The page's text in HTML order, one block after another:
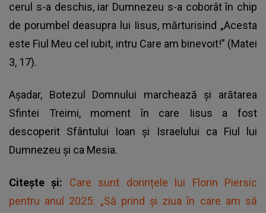
cerul s-a deschis, iar Dumnezeu s-a coborât în chip
de porumbel deasupra lui Iisus, mărturisind „Acesta
este Fiul Meu cel iubit, intru Care am binevoit!” (Matei
3, 17).
Așadar, Botezul Domnului marchează și arătarea
Sfintei Treimi, moment în care Iisus a fost
descoperit Sfântului Ioan și Israelului ca Fiul lui
Dumnezeu și ca Mesia.
Citește și: Care sunt dorințele lui Florin Piersic
pentru anul 2025: „Să prind și ziua în care am să